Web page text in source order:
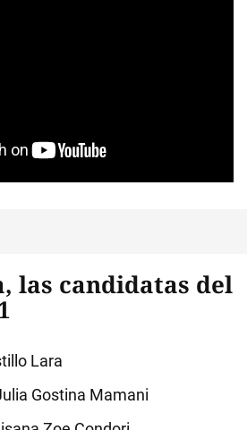
las candidatas del
Lara
Gostina Mamani